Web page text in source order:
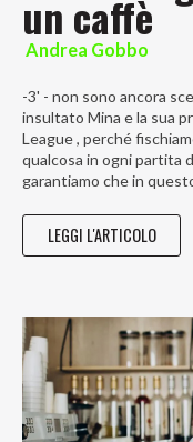
un caffè
Andrea Gobbo
-3' - non sono ancora
insultato Mina e la sua
League , perché
qualcosa in ogni partita
garantiamo che in
LEGGI L'ARTICOLO